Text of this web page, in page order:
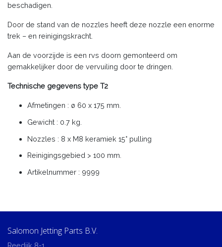
beschadigen.
Door de stand van de nozzles heeft deze nozzle een enorme
trek – en reinigingskracht.
Aan de voorzijde is een rvs doorn gemonteerd om
gemakkelijker door de vervuiling door te dringen.
Technische gegevens type T2
Afmetingen : ø 60 x 175 mm.
Gewicht : 0.7 kg.
Nozzles : 8 x M8 keramiek 15° pulling
Reinigingsgebied > 100 mm.
Artikelnummer : 9999
Salomon Jetting Parts B.V.